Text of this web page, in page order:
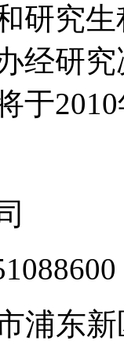
研究
经研
于
浦东新